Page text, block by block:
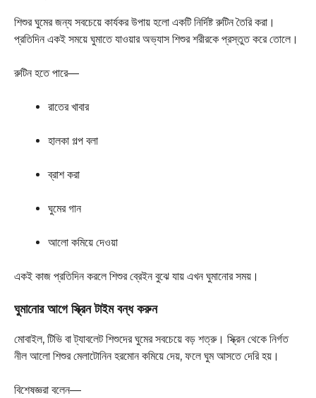
শিশুর ঘুমের জন্য সবচেয়ে কার্যকর উপায় হলো একটি নির্দিষ্ট রুটিন তৈরি করা।
প্রতিদিন একই সময়ে ঘুমাতে যাওয়ার অভ্যাস শিশুর শরীরকে প্রস্তুত করে তোলে।
রুটিন হতে পারে—
রাতের খাবার
হালকা গল্প বলা
ব্রাশ করা
ঘুমের গান
আলো কমিয়ে দেওয়া
একই কাজ প্রতিদিন করলে শিশুর ব্রেইন বুঝে যায় এখন ঘুমানোর সময়।
ঘুমানোর আগে স্ক্রিন টাইম বন্ধ করুন
মোবাইল, টিভি বা ট্যাবলেট শিশুদের ঘুমের সবচেয়ে বড় শত্রু। স্ক্রিন থেকে নির্গত
নীল আলো শিশুর মেলাটোনিন হরমোন কমিয়ে দেয়, ফলে ঘুম আসতে দেরি হয়।
বিশেষজ্ঞরা বলেন—